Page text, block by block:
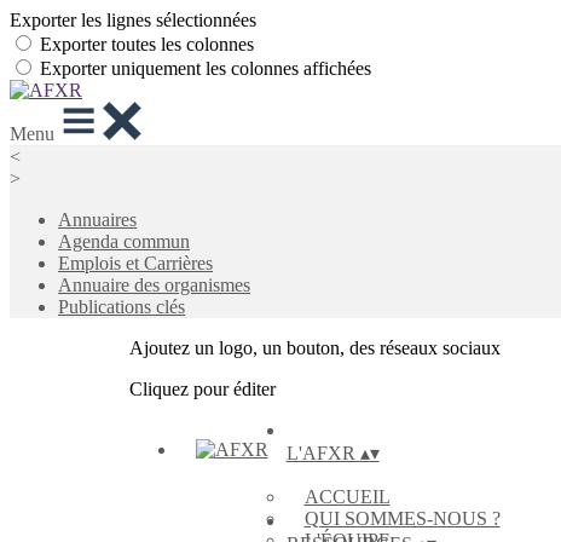
Exporter les lignes sélectionnées
Exporter toutes les colonnes
Exporter uniquement les colonnes affichées
Menu
<
>
Annuaires
Agenda commun
Emplois et Carrières
Annuaire des organismes
Publications clés
Ajoutez un logo, un bouton, des réseaux sociaux
Cliquez pour éditer
L'AFXR ▴▾
ACCUEIL
QUI SOMMES-NOUS ?